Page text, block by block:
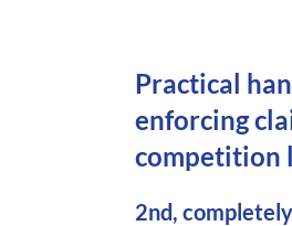
Practical
enforcing
competition
2nd,